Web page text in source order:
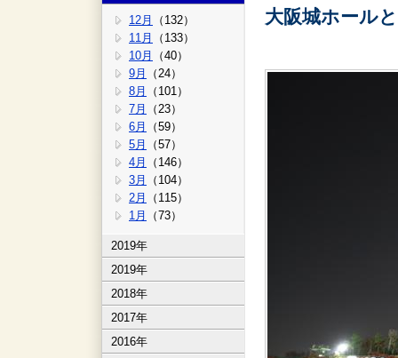
12月
（132）
11月
（133）
10月
（40）
9月
（24）
8月
（101）
7月
（23）
6月
（59）
5月
（57）
4月
（146）
3月
（104）
2月
（115）
1月
（73）
2019年
2019年
2018年
2017年
2016年
大阪城ホール